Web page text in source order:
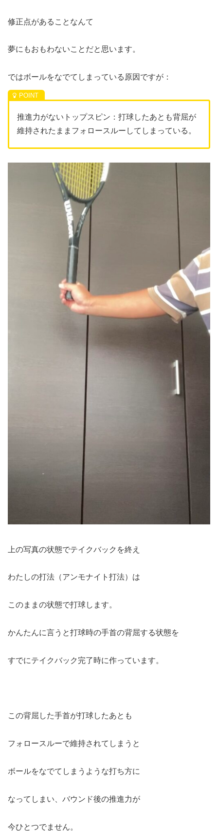
修正点があることなんて
夢にもおもわないことだと思います。
ではボールをなでてしまっている原因ですが：
推進力がないトップスピン：打球したあとも背屈が
維持されたままフォロースルーしてしまっている。
上の写真の状態でテイクバックを終え
わたしの打法（アンモナイト打法）は
このままの状態で打球します。
かんたんに言うと打球時の手首の背屈する状態を
すでにテイクバック完了時に作っています。
この背屈した手首が打球したあとも
フォロースルーで維持されてしまうと
ボールをなでてしまうような打ち方に
なってしまい、バウンド後の推進力が
今ひとつでません。